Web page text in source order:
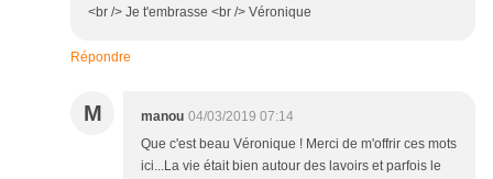
<br /> Je t'embrasse <br /> Véronique
Répondre
M manou 04/03/2019 07:14
Que c'est beau Véronique ! Merci de m'offrir ces mots
ici...La vie était bien autour des lavoirs et parfois le